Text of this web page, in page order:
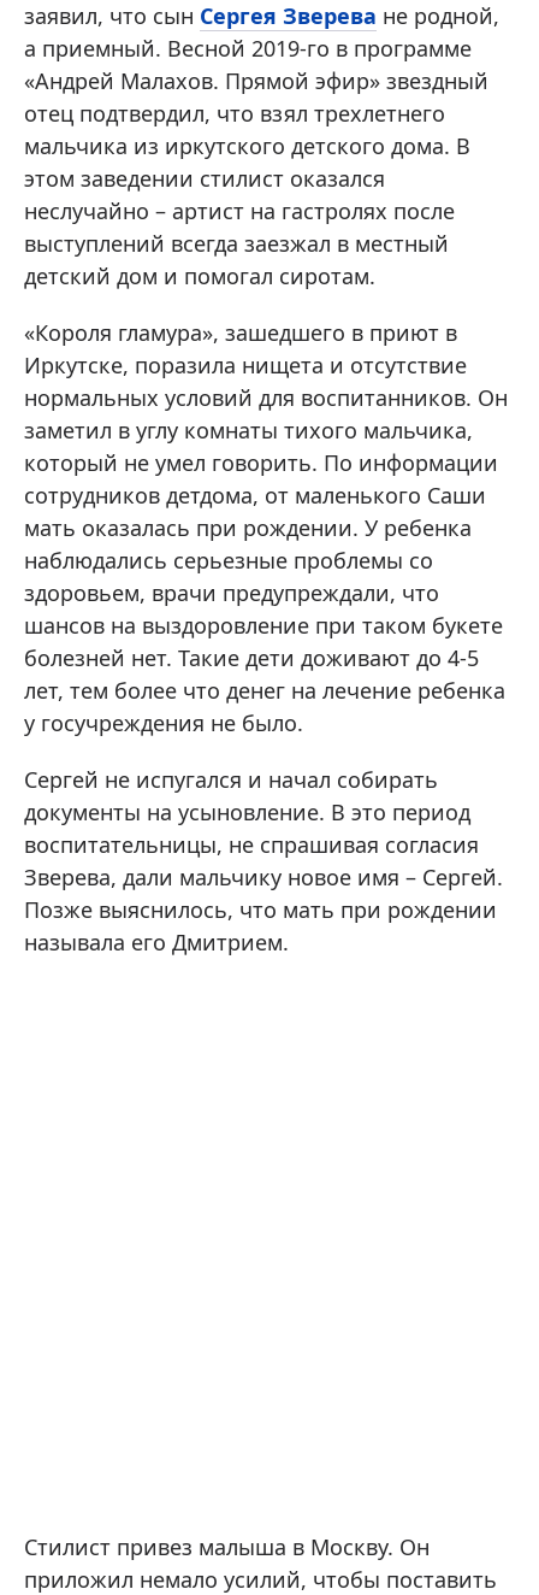
заявил, что сын Сергея Зверева не родной,
а приемный. Весной 2019-го в программе
«Андрей Малахов. Прямой эфир» звездный
отец подтвердил, что взял трехлетнего
мальчика из иркутского детского дома. В
этом заведении стилист оказался
неслучайно – артист на гастролях после
выступлений всегда заезжал в местный
детский дом и помогал сиротам.
«Короля гламура», зашедшего в приют в
Иркутске, поразила нищета и отсутствие
нормальных условий для воспитанников. Он
заметил в углу комнаты тихого мальчика,
который не умел говорить. По информации
сотрудников детдома, от маленького Саши
мать оказалась при рождении. У ребенка
наблюдались серьезные проблемы со
здоровьем, врачи предупреждали, что
шансов на выздоровление при таком букете
болезней нет. Такие дети доживают до 4-5
лет, тем более что денег на лечение ребенка
у госучреждения не было.
Сергей не испугался и начал собирать
документы на усыновление. В это период
воспитательницы, не спрашивая согласия
Зверева, дали мальчику новое имя – Сергей.
Позже выяснилось, что мать при рождении
называла его Дмитрием.
Стилист привез малыша в Москву. Он
приложил немало усилий, чтобы поставить